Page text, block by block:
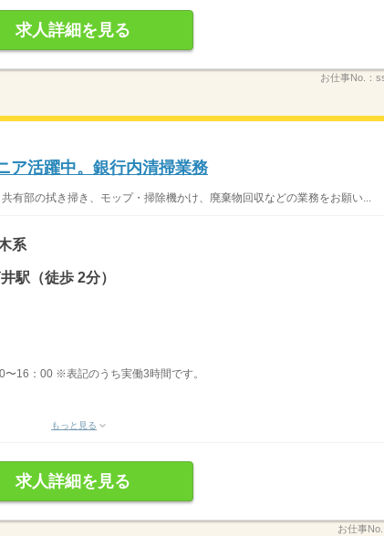
求人詳細を見る
お仕事No.：
ア活躍中。銀行内清掃業務
有部の拭き掃き、モップ・掃除機かけ、廃棄物回収などの業務をお願い...
系
駅（徒歩 2分）
16：00 ※表記のうち実働3時間です。
もっと見る
求人詳細を見る
お仕事No.